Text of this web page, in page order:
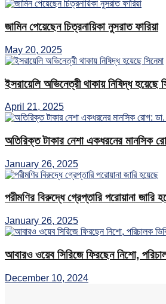
জামিন পেয়েছেন চিত্রনায়িকা নুসরাত ফারিয়া
May 20, 2025
ইসরায়েলি অভিনেত্রী থাকায় নিষিদ্ধ হয়েছে
April 21, 2025
অতিরিক্ত টাকার নেশা একধরনের মানসিক
January 26, 2025
পরীমণির বিরুদ্ধে গ্রেপ্তারি পরোয়ানা জারি
January 26, 2025
আবারও ওয়েব সিরিজে ফিরছেন নিশো,
December 10, 2024